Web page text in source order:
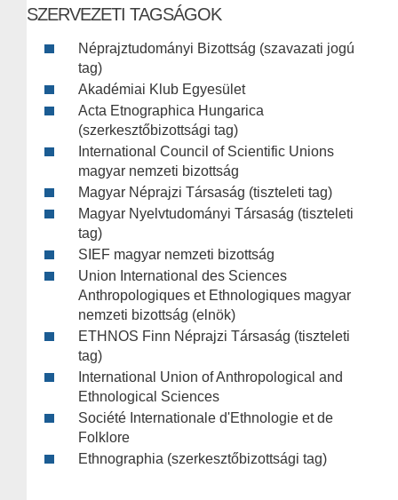
SZERVEZETI TAGSÁGOK
Néprajztudományi Bizottság (szavazati jogú
tag)
Akadémiai Klub Egyesület
Acta Etnographica Hungarica
(szerkesztőbizottsági tag)
International Council of Scientific Unions
magyar nemzeti bizottság
Magyar Néprajzi Társaság (tiszteleti tag)
Magyar Nyelvtudományi Társaság (tiszteleti
tag)
SIEF magyar nemzeti bizottság
Union International des Sciences
Anthropologiques et Ethnologiques magyar
nemzeti bizottság (elnök)
ETHNOS Finn Néprajzi Társaság (tiszteleti
tag)
International Union of Anthropological and
Ethnological Sciences
Société Internationale d'Ethnologie et de
Folklore
Ethnographia (szerkesztőbizottsági tag)